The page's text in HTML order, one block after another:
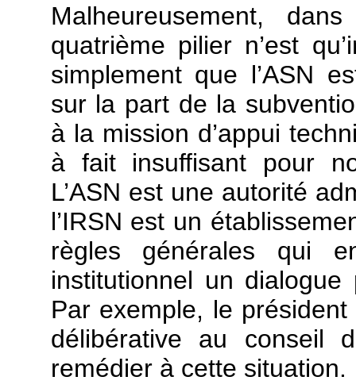
Malheureusement,
quatrième pilier n’est
simplement que l’ASN
sur la part de la
à la mission d’appui
à fait insuffisant pour
L’ASN est une autorité
l’IRSN est un
règles générales qui
institutionnel un
Par exemple, le
délibérative au conseil
remédier à cette situation.